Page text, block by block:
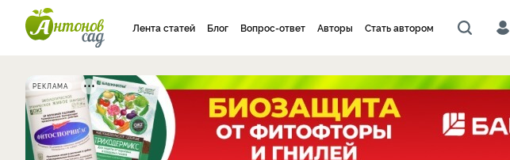
Лента статей Блог Вопрос-ответ Авторы Стать автором
РЕКЛАМА